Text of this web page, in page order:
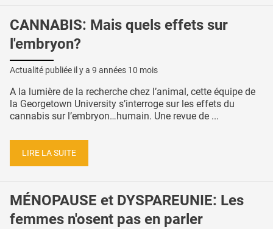
CANNABIS: Mais quels effets sur
l'embryon?
Actualité publiée il y a 9 années 10 mois
A la lumière de la recherche chez l’animal, cette équipe de
la Georgetown University s’interroge sur les effets du
cannabis sur l’embryon…humain. Une revue de ...
LIRE LA SUITE
MÉNOPAUSE et DYSPAREUNIE: Les
femmes n'osent pas en parler